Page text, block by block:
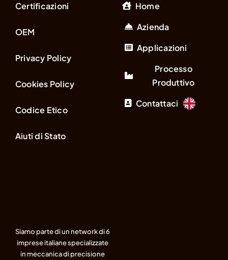
Certificazioni
OEM
Privacy Policy
Cookies Policy
Codice Etico
Aiuti di Stato
Home
Azienda
Applicazioni
Processo
Produttivo
Contattaci
Siamo parte di un network di 6
imprese italiane specializzate
in meccanica di precisione